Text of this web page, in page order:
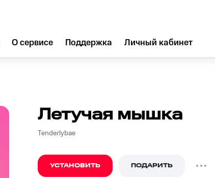
О сервисе Поддержка Личный кабинет
Летучая мышка
Tenderlybae
УСТАНОВИТЬ ПОДАРИТЬ